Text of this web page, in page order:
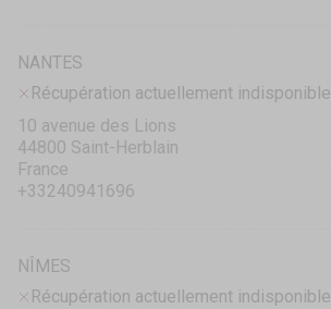
NANTES
Récupération actuellement indisponible
10 avenue des Lions
44800 Saint-Herblain
France
+33240941696
NÎMES
Récupération actuellement indisponible